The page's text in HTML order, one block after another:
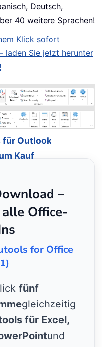
Deutsch,
40 weitere Sprachen!
Klick sofort
laden Sie jetzt herunter
für Outlook
Kauf
–
Office-
for Office
fünf
gleichzeitig
für Excel,
und